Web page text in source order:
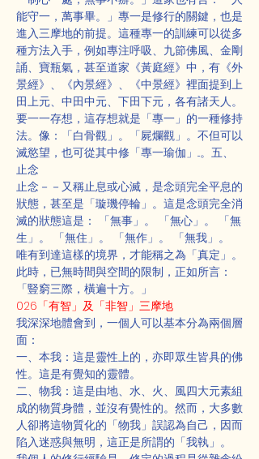
能守一，萬事畢。」專一是修行的關鍵，也是
進入三摩地的前提。這種專一的訓練可以從多
種方法入手，例如專注呼吸、九節佛風、金剛
誦、寶瓶氣，甚至道家《黃庭經》中，有《外
景經》、《內景經》、《中景經》裡面提到上
田上元、中田中元、下田下元，各有諸天人。
要一一存想，這存想就是「專一」的一種修持
法。像：「白骨觀」。「屍爛觀」。不但可以
滅慾望，也可從其中修「專一瑜伽」...。五、
止念
止念－－又稱止息或心滅，是念頭完全平息的
狀態，甚至是「璇璣停輪」。這是念頭完全消
滅的狀態這是： 「無事」。 「無心」。 「無
生」。 「無住」。 「無作」。 「無我」。
唯有到達這樣的境界，才能稱之為「真定」。
此時，已無時間與空間的限制，正如所言：
「豎窮三際，橫遍十方。」
026「有智」及「非智」三摩地
我深深地體會到，一個人可以基本分為兩個層
面：
一、本我：這是靈性上的，亦即眾生皆具的佛
性。這是有覺知的靈體。
二、物我：這是由地、水、火、風四大元素組
成的物質身體，並沒有覺性的。然而，大多數
人卻將這物質化的「物我」誤認為自己，因而
陷入迷惑與無明，這正是所謂的「我執」。